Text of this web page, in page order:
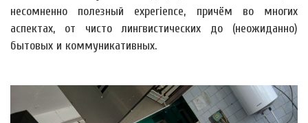
несомненно полезный experience, причём во многих
аспектах, от чисто лингвистических до (неожиданно)
бытовых и коммуникативных.